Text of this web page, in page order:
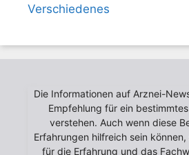
Verschiedenes
Die Informationen auf Arznei-
Empfehlung für ein
verstehen. Auch wenn diese
Erfahrungen hilfreich sein
für die Erfahrung und das